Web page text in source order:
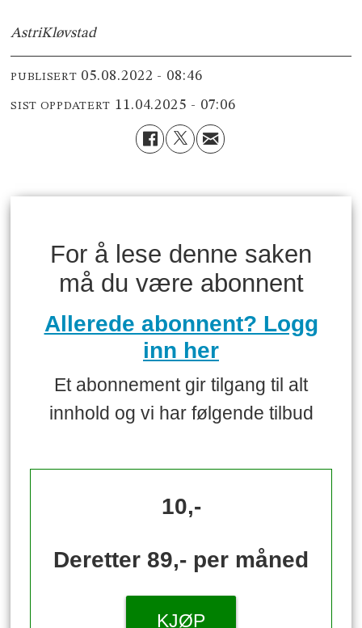
AstriKløvstad
PUBLISERT 05.08.2022 - 08:46
SIST OPPDATERT 11.04.2025 - 07:06
For å lese denne saken
må du være abonnent
Allerede abonnent? Logg
inn her
Et abonnement gir tilgang til alt
innhold og vi har følgende tilbud
10,-
Deretter 89,- per måned
KJØP